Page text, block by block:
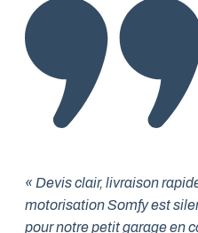
« Devis clair, livraison
motorisation Somfy est
pour notre petit garage en